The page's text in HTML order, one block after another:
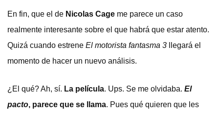
En fin, que el de Nicolas Cage me parece un caso
realmente interesante sobre el que habrá que estar atento.
Quizá cuando estrene El motorista fantasma 3 llegará el
momento de hacer un nuevo análisis.
¿El qué? Ah, sí. La película. Ups. Se me olvidaba. El
pacto, parece que se llama. Pues qué quieren que les